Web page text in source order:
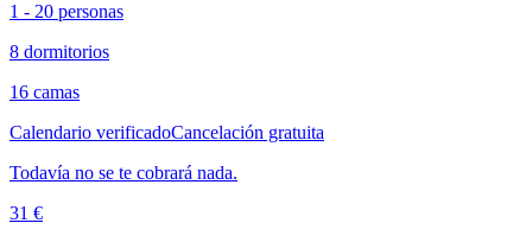
1 - 20 personas
8 dormitorios
16 camas
Calendario verificadoCancelación gratuita
Todavía no se te cobrará nada.
31 €